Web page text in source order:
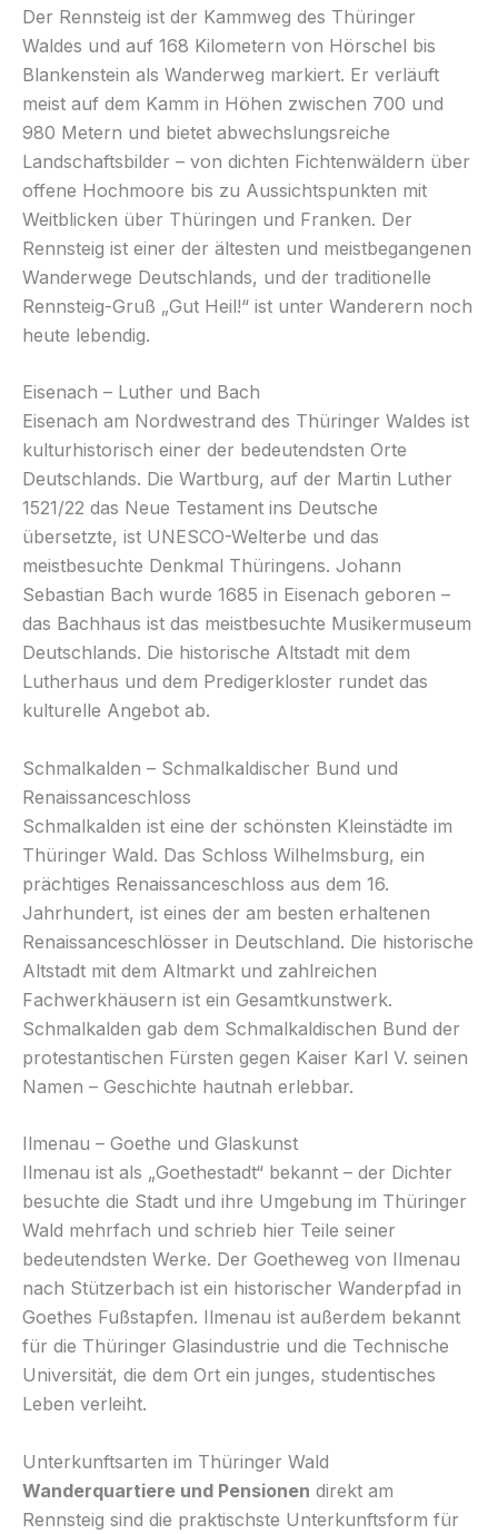
Der Rennsteig ist der Kammweg des Thüringer
Waldes und auf 168 Kilometern von Hörschel bis
Blankenstein als Wanderweg markiert. Er verläuft
meist auf dem Kamm in Höhen zwischen 700 und
980 Metern und bietet abwechslungsreiche
Landschaftsbilder – von dichten Fichtenwäldern über
offene Hochmoore bis zu Aussichtspunkten mit
Weitblicken über Thüringen und Franken. Der
Rennsteig ist einer der ältesten und meistbegangenen
Wanderwege Deutschlands, und der traditionelle
Rennsteig-Gruß „Gut Heil!“ ist unter Wanderern noch
heute lebendig.
Eisenach – Luther und Bach
Eisenach am Nordwestrand des Thüringer Waldes ist
kulturhistorisch einer der bedeutendsten Orte
Deutschlands. Die Wartburg, auf der Martin Luther
1521/22 das Neue Testament ins Deutsche
übersetzte, ist UNESCO-Welterbe und das
meistbesuchte Denkmal Thüringens. Johann
Sebastian Bach wurde 1685 in Eisenach geboren –
das Bachhaus ist das meistbesuchte Musikermuseum
Deutschlands. Die historische Altstadt mit dem
Lutherhaus und dem Predigerkloster rundet das
kulturelle Angebot ab.
Schmalkalden – Schmalkaldischer Bund und
Renaissanceschloss
Schmalkalden ist eine der schönsten Kleinstädte im
Thüringer Wald. Das Schloss Wilhelmsburg, ein
prächtiges Renaissanceschloss aus dem 16.
Jahrhundert, ist eines der am besten erhaltenen
Renaissanceschlösser in Deutschland. Die historische
Altstadt mit dem Altmarkt und zahlreichen
Fachwerkhäusern ist ein Gesamtkunstwerk.
Schmalkalden gab dem Schmalkaldischen Bund der
protestantischen Fürsten gegen Kaiser Karl V. seinen
Namen – Geschichte hautnah erlebbar.
Ilmenau – Goethe und Glaskunst
Ilmenau ist als „Goethestadt“ bekannt – der Dichter
besuchte die Stadt und ihre Umgebung im Thüringer
Wald mehrfach und schrieb hier Teile seiner
bedeutendsten Werke. Der Goetheweg von Ilmenau
nach Stützerbach ist ein historischer Wanderpfad in
Goethes Fußstapfen. Ilmenau ist außerdem bekannt
für die Thüringer Glasindustrie und die Technische
Universität, die dem Ort ein junges, studentisches
Leben verleiht.
Unterkunftsarten im Thüringer Wald
Wanderquartiere und Pensionen direkt am
Rennsteig sind die praktischste Unterkunftsform für